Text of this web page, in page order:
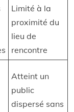
Limité à la
proximité du
lieu de
rencontre
Atteint un
public
dispersé sans